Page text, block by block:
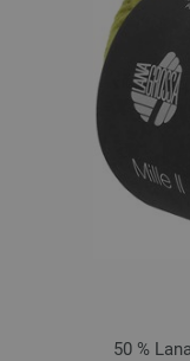
50 %